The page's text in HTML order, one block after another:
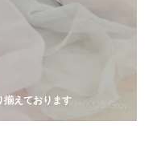
揃えております